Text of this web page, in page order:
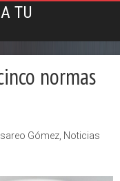
TU
normas
Gómez Noticias